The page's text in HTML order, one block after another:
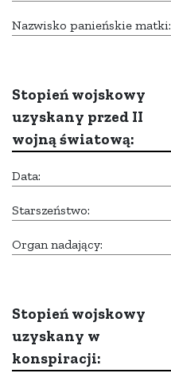
Nazwisko panieńskie matki:
Stopień wojskowy
uzyskany przed II
wojną światową:
Data:
Starszeństwo:
Organ nadający:
Stopień wojskowy
uzyskany w
konspiracji: